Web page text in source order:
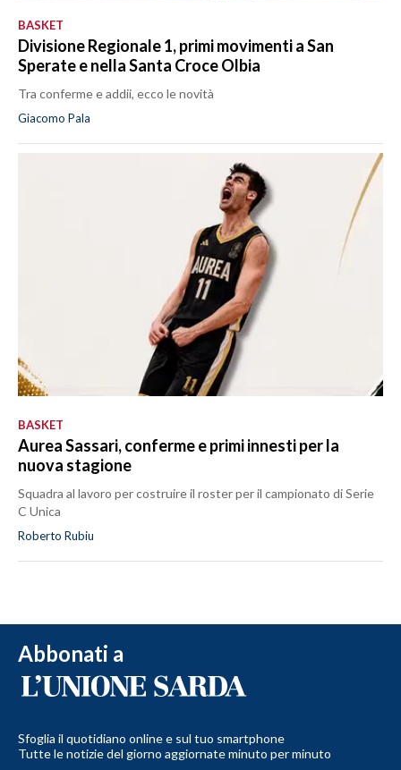
BASKET
Divisione Regionale 1, primi movimenti a San
Sperate e nella Santa Croce Olbia
Tra conferme e addii, ecco le novità
Giacomo Pala
BASKET
Aurea Sassari, conferme e primi innesti per la
nuova stagione
Squadra al lavoro per costruire il roster per il campionato di Serie
C Unica
Roberto Rubiu
Abbonati a
Sfoglia il quotidiano online e sul tuo smartphone
Tutte le notizie del giorno aggiornate minuto per minuto